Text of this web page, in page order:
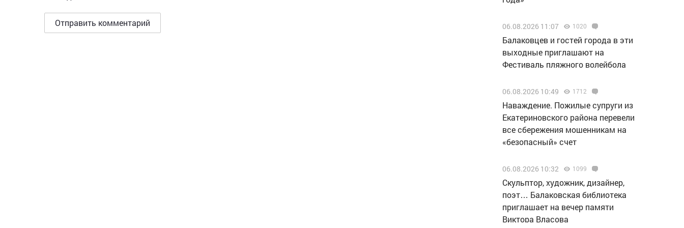
06.08.2026 11:07 1020
Балаковцев и гостей города в эти
выходные приглашают на
Фестиваль пляжного волейбола
06.08.2026 10:49 1712
Наваждение. Пожилые супруги из
Екатериновского района перевели
все сбережения мошенникам на
«безопасный» счет
06.08.2026 10:32 1099
Скульптор, художник, дизайнер,
поэт… Балаковская библиотека
приглашает на вечер памяти
Виктора Власова